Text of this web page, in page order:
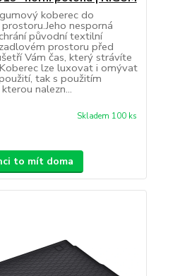
koberec do
nesporná
původní textilní
prostoru před
Vám čas, který strávíte
lze luxovat i omývat
tak s použitím
nalezn...
Skladem 100 ks
to mít doma